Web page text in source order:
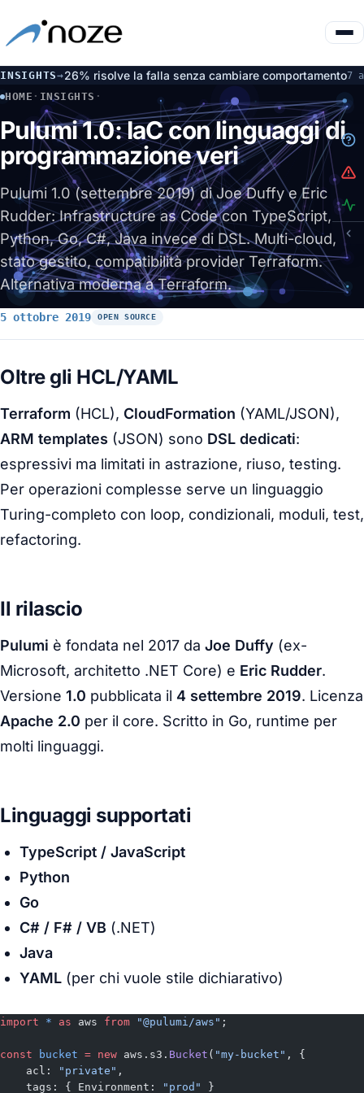
INSIGHTS→
il 26% risolve la falla senza cambiare comportamento7 ago
HOME · INSIGHTS ·
PULUMI 1.0: IAC CON LINGUAGGI DI PROGRAMMAZIONE VERI
Pulumi 1.0: IaC con linguaggi di
programmazione veri
Pulumi 1.0 (settembre 2019) di Joe Duffy e Eric
Rudder: Infrastructure as Code con TypeScript,
Python, Go, C#, Java invece di DSL. Multi-cloud,
stato gestito, compatibilità provider Terraform.
Alternativa moderna a Terraform.
5 ottobre 2019 OPEN SOURCE
Oltre gli HCL/YAML
Terraform (HCL), CloudFormation (YAML/JSON),
ARM templates (JSON) sono DSL dedicati:
espressivi ma limitati in astrazione, riuso, testing.
Per operazioni complesse serve un linguaggio
Turing-completo con loop, condizionali, moduli, test,
refactoring.
Il rilascio
Pulumi è fondata nel 2017 da Joe Duffy (ex-
Microsoft, architetto .NET Core) e Eric Rudder.
Versione 1.0 pubblicata il 4 settembre 2019. Licenza
Apache 2.0 per il core. Scritto in Go, runtime per
molti linguaggi.
Linguaggi supportati
TypeScript / JavaScript
Python
Go
C# / F# / VB (.NET)
Java
YAML (per chi vuole stile dichiarativo)
import * as aws from "@pulumi/aws" ;
const bucket = new aws.s3. Bucket ( "my-bucket" , {
    acl:
"private" ,
    tags: { Environment:
"prod" }